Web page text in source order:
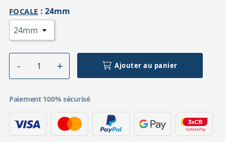
FOCALE : 24mm
Ajouter au panier
Paiement 100% sécurisé